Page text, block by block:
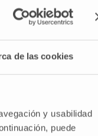
de las cookies
y usabilidad
puede